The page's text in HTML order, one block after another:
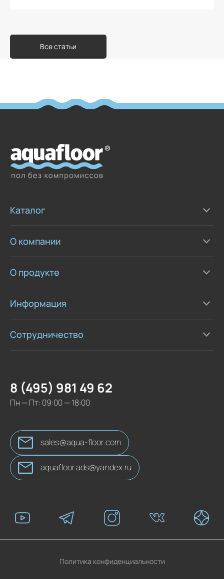
Все статьи
Каталог
О компании
О продукте
Информация
Сотрудничество
8 (495) 981 49 62
Пн — Пт: 09:00 — 18:00
sales@aqua-floor.com
aquafloor.ads@yandex.ru
Политика конфиденциальности